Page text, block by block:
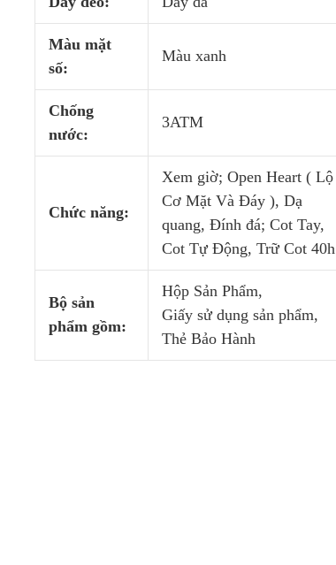
Màu mặt
số:
Màu xanh
Chống
nước:
3ATM
Chức năng:
Xem giờ; Open Heart ( Lộ
Cơ Mặt Và Đáy ), Dạ
quang, Đính đá; Cot Tay,
Cot Tự Động, Trữ Cot 40h
Bộ sản
phẩm gồm:
Hộp Sản Phẩm,
Giấy sử dụng sản phẩm,
Thẻ Bảo Hành